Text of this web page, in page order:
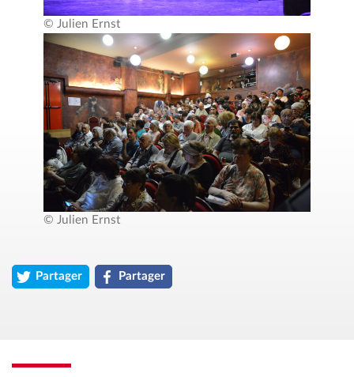
© Julien Ernst
© Julien Ernst
Partager
l'article « Une chanson qui nous ressemble : les souvenirs
Partager
l'article « Une chanson qui nous ressemble :